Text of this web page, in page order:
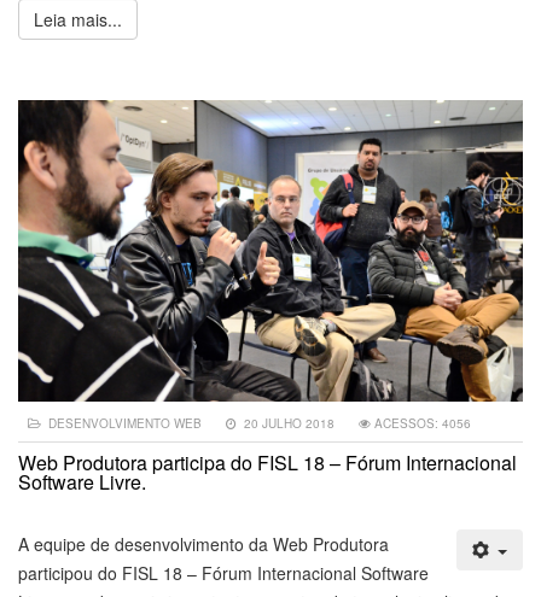
Leia mais...
DESENVOLVIMENTO WEB 20 JULHO 2018 ACESSOS: 4056
Web Produtora participa do FISL 18 – Fórum Internacional
Software Livre.
A equipe de desenvolvimento da Web Produtora
participou do FISL 18 – Fórum Internacional Software